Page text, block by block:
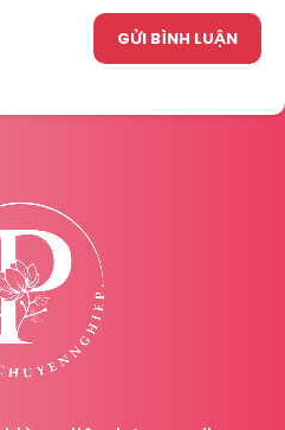
GỬI BÌNH LUẬN